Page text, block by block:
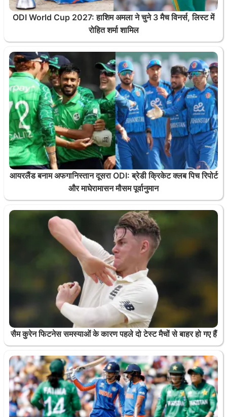
ODI World Cup 2027: हाशिम अमला ने चुने 3 मैच विनर्स, लिस्ट में
रोहित शर्मा शामिल
आयरलैंड बनाम अफगानिस्तान दूसरा ODI: ब्रेडी क्रिकेट क्लब पिच रिपोर्ट
और माघेरामासन मौसम पूर्वानुमान
सैम कुरेन फिटनेस समस्याओं के कारण पहले दो टेस्ट मैचों से बाहर हो गए हैं